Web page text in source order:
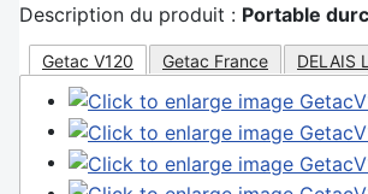
Description du produit : Portable
Getac V120 Getac France DELAIS